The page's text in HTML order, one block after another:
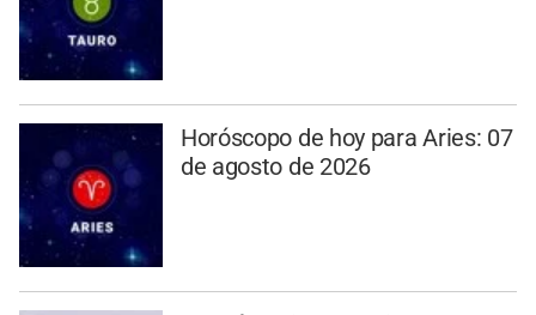
Horóscopo de hoy para Aries: 07
de agosto de 2026